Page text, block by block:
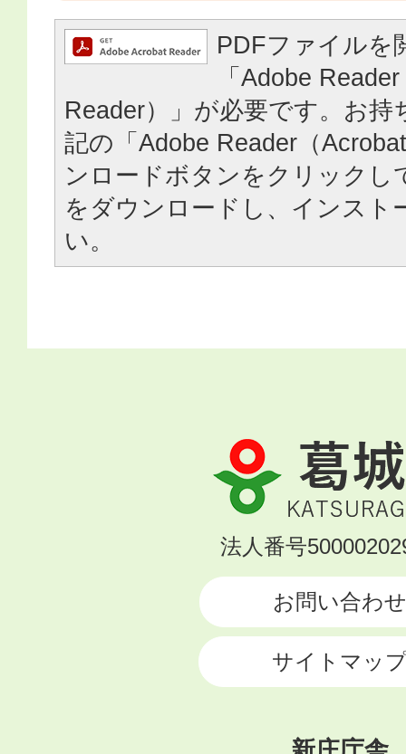
PDFファイルを
「Adobe
Reader）」が必要です。お持
記の「Adobe Reader（
ンロードボタンをクリックし
をダウンロードし、インスト
い。
葛
城
市
KATSURAGI
法人番号
お問い合わせ
サイトマッ